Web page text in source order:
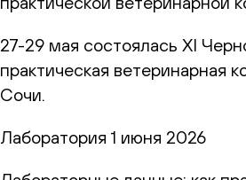
27-29 мая состоялась XI
практическая ветеринарная
Сочи.
Лаборатория 1 июня 2026